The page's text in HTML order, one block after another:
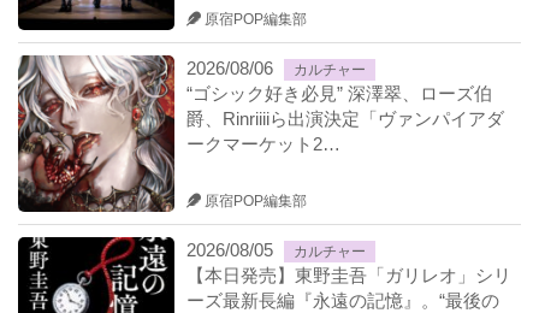
原宿POP編集部
2026/08/06 カルチャー
“ゴシック好き必見” 深澤翠、ローズ伯
爵、Rinriiiiら出演決定「ヴァンパイアダ
ークマーケット2…
原宿POP編集部
2026/08/05 カルチャー
【本日発売】東野圭吾「ガリレオ」シリ
ーズ最新長編『永遠の記憶』。“最後の